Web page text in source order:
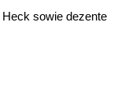
sowie dezente